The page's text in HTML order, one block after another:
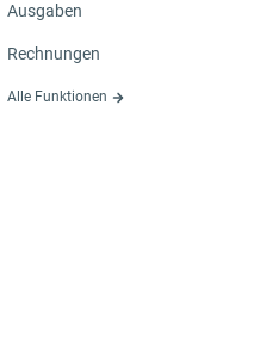
Ausgaben
Rechnungen
Alle Funktionen